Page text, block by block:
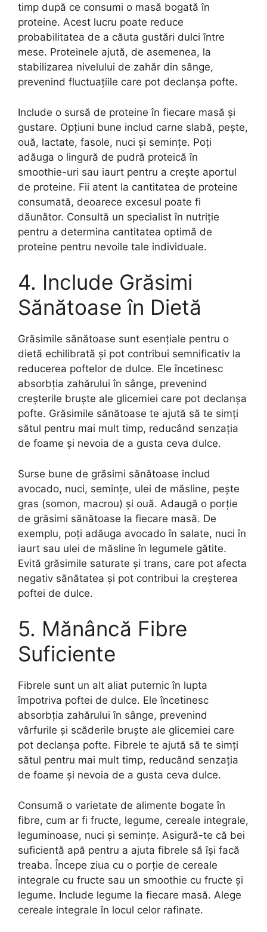
timp după ce consumi o masă bogată în
proteine. Acest lucru poate reduce
probabilitatea de a căuta gustări dulci între
mese. Proteinele ajută, de asemenea, la
stabilizarea nivelului de zahăr din sânge,
prevenind fluctuațiile care pot declanșa pofte.
Include o sursă de proteine în fiecare masă și
gustare. Opțiuni bune includ carne slabă, pește,
ouă, lactate, fasole, nuci și semințe. Poți
adăuga o lingură de pudră proteică în
smoothie-uri sau iaurt pentru a crește aportul
de proteine. Fii atent la cantitatea de proteine
consumată, deoarece excesul poate fi
dăunător. Consultă un specialist în nutriție
pentru a determina cantitatea optimă de
proteine pentru nevoile tale individuale.
4. Include Grăsimi
Sănătoase în Dietă
Grăsimile sănătoase sunt esențiale pentru o
dietă echilibrată și pot contribui semnificativ la
reducerea poftelor de dulce. Ele încetinesc
absorbția zahărului în sânge, prevenind
creșterile bruște ale glicemiei care pot declanșa
pofte. Grăsimile sănătoase te ajută să te simți
sătul pentru mai mult timp, reducând senzația
de foame și nevoia de a gusta ceva dulce.
Surse bune de grăsimi sănătoase includ
avocado, nuci, semințe, ulei de măsline, pește
gras (somon, macrou) și ouă. Adaugă o porție
de grăsimi sănătoase la fiecare masă. De
exemplu, poți adăuga avocado în salate, nuci în
iaurt sau ulei de măsline în legumele gătite.
Evită grăsimile saturate și trans, care pot afecta
negativ sănătatea și pot contribui la creșterea
poftei de dulce.
5. Mănâncă Fibre
Suficiente
Fibrele sunt un alt aliat puternic în lupta
împotriva poftei de dulce. Ele încetinesc
absorbția zahărului în sânge, prevenind
vârfurile și scăderile bruște ale glicemiei care
pot declanșa pofte. Fibrele te ajută să te simți
sătul pentru mai mult timp, reducând senzația
de foame și nevoia de a gusta ceva dulce.
Consumă o varietate de alimente bogate în
fibre, cum ar fi fructe, legume, cereale integrale,
leguminoase, nuci și semințe. Asigură-te că bei
suficientă apă pentru a ajuta fibrele să își facă
treaba. Începe ziua cu o porție de cereale
integrale cu fructe sau un smoothie cu fructe și
legume. Include legume la fiecare masă. Alege
cereale integrale în locul celor rafinate.